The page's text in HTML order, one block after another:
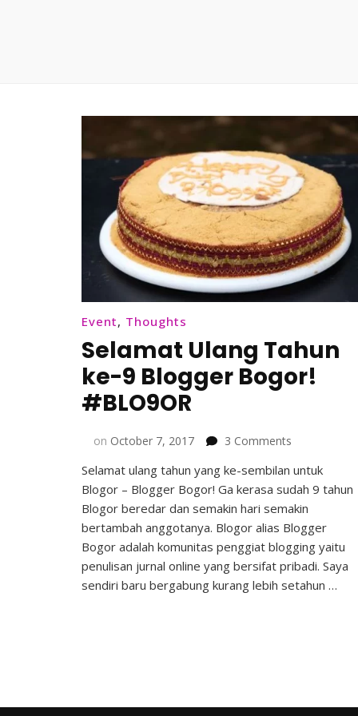
Event, Thoughts
Selamat Ulang Tahun
ke-9 Blogger Bogor!
#BLO9OR
on October 7, 2017 3 Comments
Ulang
Tahun
ke-
9
Blogger
Bogor!
#BLO9OR
Selamat ulang tahun yang ke-sembilan untuk
Blogor – Blogger Bogor! Ga kerasa sudah 9 tahun
Blogor beredar dan semakin hari semakin
bertambah anggotanya. Blogor alias Blogger
Bogor adalah komunitas penggiat blogging yaitu
penulisan jurnal online yang bersifat pribadi. Saya
sendiri baru bergabung kurang lebih setahun …